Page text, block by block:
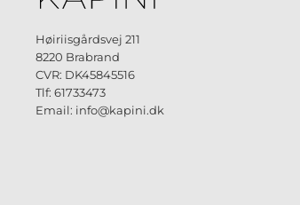
Høiriisgårdsvej 211
8220 Brabrand
CVR: DK45845516
Tlf: 61733473
Email: info@kapini.dk